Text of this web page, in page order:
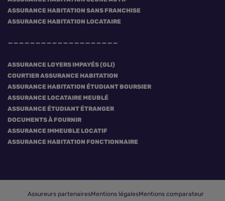
ASSURANCE HABITATION SANS FRANCHISE
ASSURANCE HABITATION LOCATAIRE
ASSURANCE LOYERS IMPAYÉS (GLI)
COURTIER ASSURANCE HABITATION
ASSURANCE HABITATION ÉTUDIANT BOURSIER
ASSURANCE LOCATAIRE MEUBLÉ
ASSURANCE ÉTUDIANT ÉTRANGER
DOCUMENTS À FOURNIR
ASSURANCE IMMEUBLE LOCATIF
ASSURANCE HABITATION FONCTIONNAIRE
Assureurs partenairesMentions légalesMentions comparateur